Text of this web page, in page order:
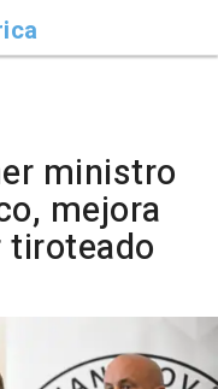
ministro
mejora